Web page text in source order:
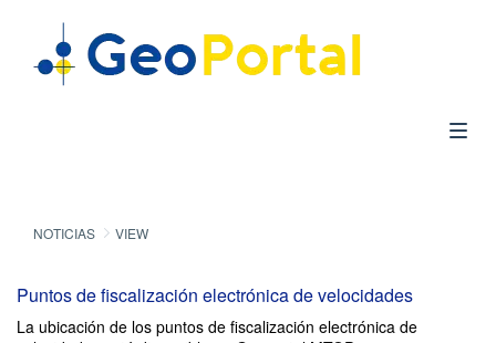
NOTICIAS VIEW
Puntos de fiscalización electrónica de velocidades
La ubicación de los puntos de fiscalización electrónica de